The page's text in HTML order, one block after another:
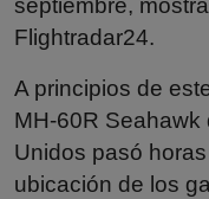
septiembre,
Flightradar24.
A principios de
MH-60R Seahawk
Unidos pasó
ubicación de los